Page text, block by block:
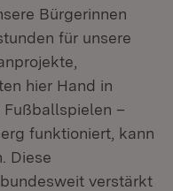
Bürgerinnen
für unsere
hier Hand in
–
funktioniert, kann
Diese
verstärkt